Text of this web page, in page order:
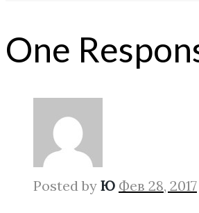
One
Posted by Ю Фев 28, 2017